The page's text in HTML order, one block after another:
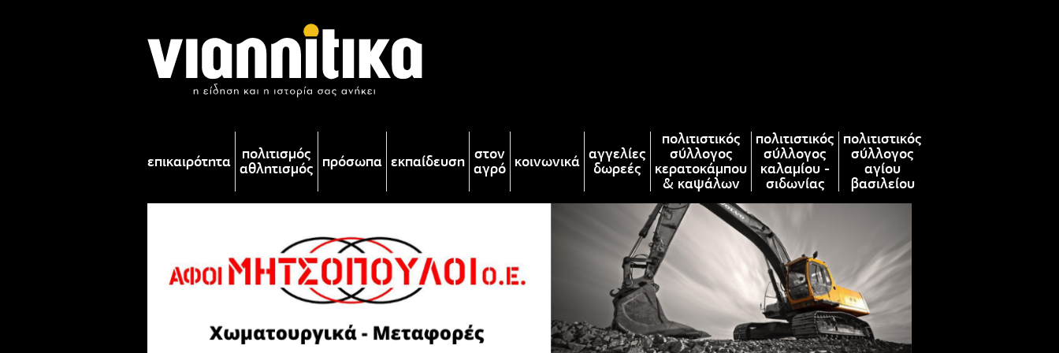
επικαιρότητα πολιτισμός
αθλητισμός πρόσωπα εκπαίδευση στον
αγρό κοινωνικά αγγελίες
δωρεές
πολιτιστικός
σύλλογος
κερατοκάμπου
& καψάλων
πολιτιστικός
σύλλογος
καλαμίου -
σιδωνίας
πολιτιστικός
σύλλογος
αγίου
βασιλείου